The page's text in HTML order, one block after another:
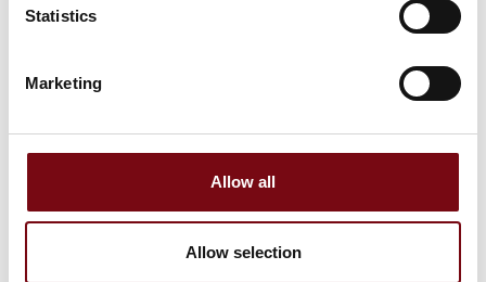
Statistics
Marketing
Allow all
Allow selection
Gå til hjemmeside
Antal medarbejdere